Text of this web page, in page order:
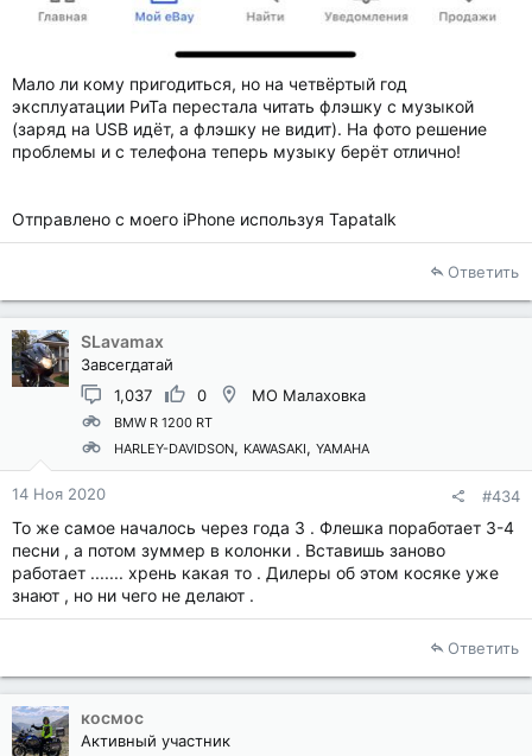
Мало ли кому пригодиться, но на четвёртый год
эксплуатации РиТа перестала читать флэшку с музыкой
(заряд на USB идёт, а флэшку не видит). На фото решение
проблемы и с телефона теперь музыку берёт отлично!
Отправлено с моего iPhone используя Tapatalk
Ответить
SLavamax
Завсегдатай
1,037
0 МО Малаховка
BMW R 1200 RT
HARLEY-DAVIDSON
KAWASAKI YAMAHA
14 Ноя 2020 #434
То же самое началось через года 3 . Флешка поработает 3-4
песни , а потом зуммер в колонки . Вставишь заново
работает ....... хрень какая то . Дилеры об этом косяке уже
знают , но ни чего не делают .
Ответить
космос
Активный участник